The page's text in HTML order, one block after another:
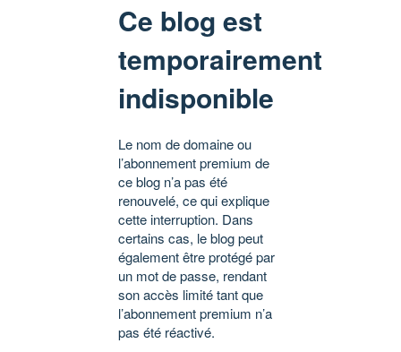
Ce blog est
temporairement
indisponible
Le nom de domaine ou
l’abonnement premium de
ce blog n’a pas été
renouvelé, ce qui explique
cette interruption. Dans
certains cas, le blog peut
également être protégé par
un mot de passe, rendant
son accès limité tant que
l’abonnement premium n’a
pas été réactivé.